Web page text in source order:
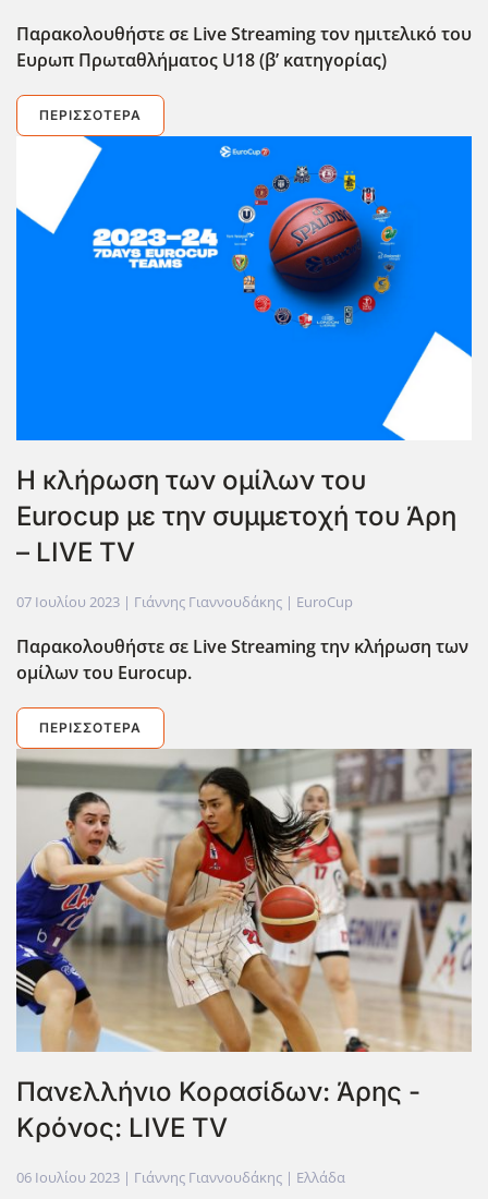
Παρακολουθήστε σε Live Streaming τον ημιτελικό του
Ευρωπ Πρωταθλήματος U18 (β’ κατηγορίας)
ΠΕΡΙΣΣΌΤΕΡΑ
Η κλήρωση των ομίλων του
Eurocup με την συμμετοχή του Άρη
– LIVE TV
07 Ιουλίου 2023 | Γιάννης Γιαννουδάκης | EuroCup
Παρακολουθήστε σε LiveStreamingτην κλήρωση των
ομίλων του Eurocup.
ΠΕΡΙΣΣΌΤΕΡΑ
Πανελλήνιο Κορασίδων: Άρης -
Κρόνος: LIVE TV
06 Ιουλίου 2023 | Γιάννης Γιαννουδάκης | Ελλάδα